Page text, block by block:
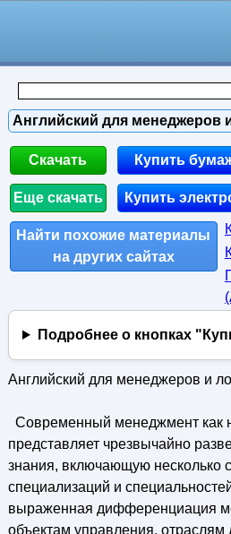
Английский для менеджеров
Скачать
Еще скачать
Купить
Купить
Найти похожие материалы
на других сайтах
Подробнее о кнопках
Английский для менеджеров и
Современный менеджмент как
представляет чрезвычайно
знания, включающую несколько
специализаций и
выраженная дифференциация
объектам управления, отраслям